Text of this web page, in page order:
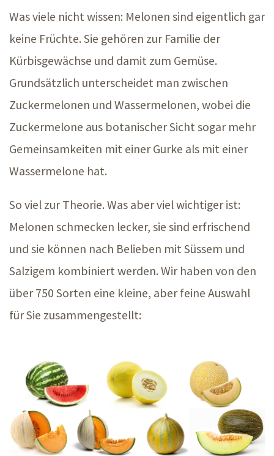
Was viele nicht wissen: Melonen sind eigentlich gar
keine Früchte. Sie gehören zur Familie der
Kürbisgewächse und damit zum Gemüse.
Grundsätzlich unterscheidet man zwischen
Zuckermelonen und Wassermelonen, wobei die
Zuckermelone aus botanischer Sicht sogar mehr
Gemeinsamkeiten mit einer Gurke als mit einer
Wassermelone hat.
So viel zur Theorie. Was aber viel wichtiger ist:
Melonen schmecken lecker, sie sind erfrischend
und sie können nach Belieben mit Süssem und
Salzigem kombiniert werden. Wir haben von den
über 750 Sorten eine kleine, aber feine Auswahl
für Sie zusammengestellt: